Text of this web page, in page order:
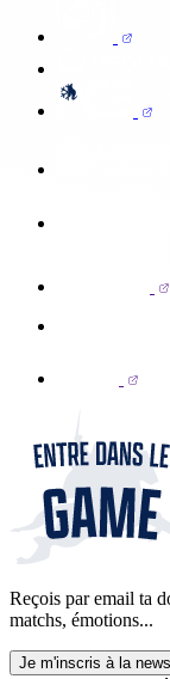
Reçois par email ta
matchs, émotions...
Je m'inscris à la